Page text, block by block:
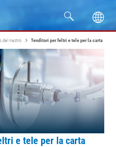
del nastro Tenditori per feltri e tele per la carta
e tele per la carta